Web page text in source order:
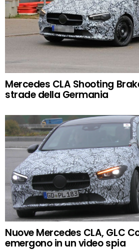
Mercedes CLA Shooting
strade della Germania
Nuove Mercedes CLA, GLC
emergono in un video spia